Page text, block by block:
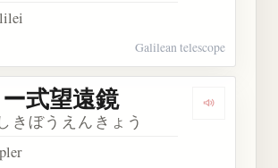
Galilean telescope
Dengarkan
式望遠鏡
きぼうえんきょう